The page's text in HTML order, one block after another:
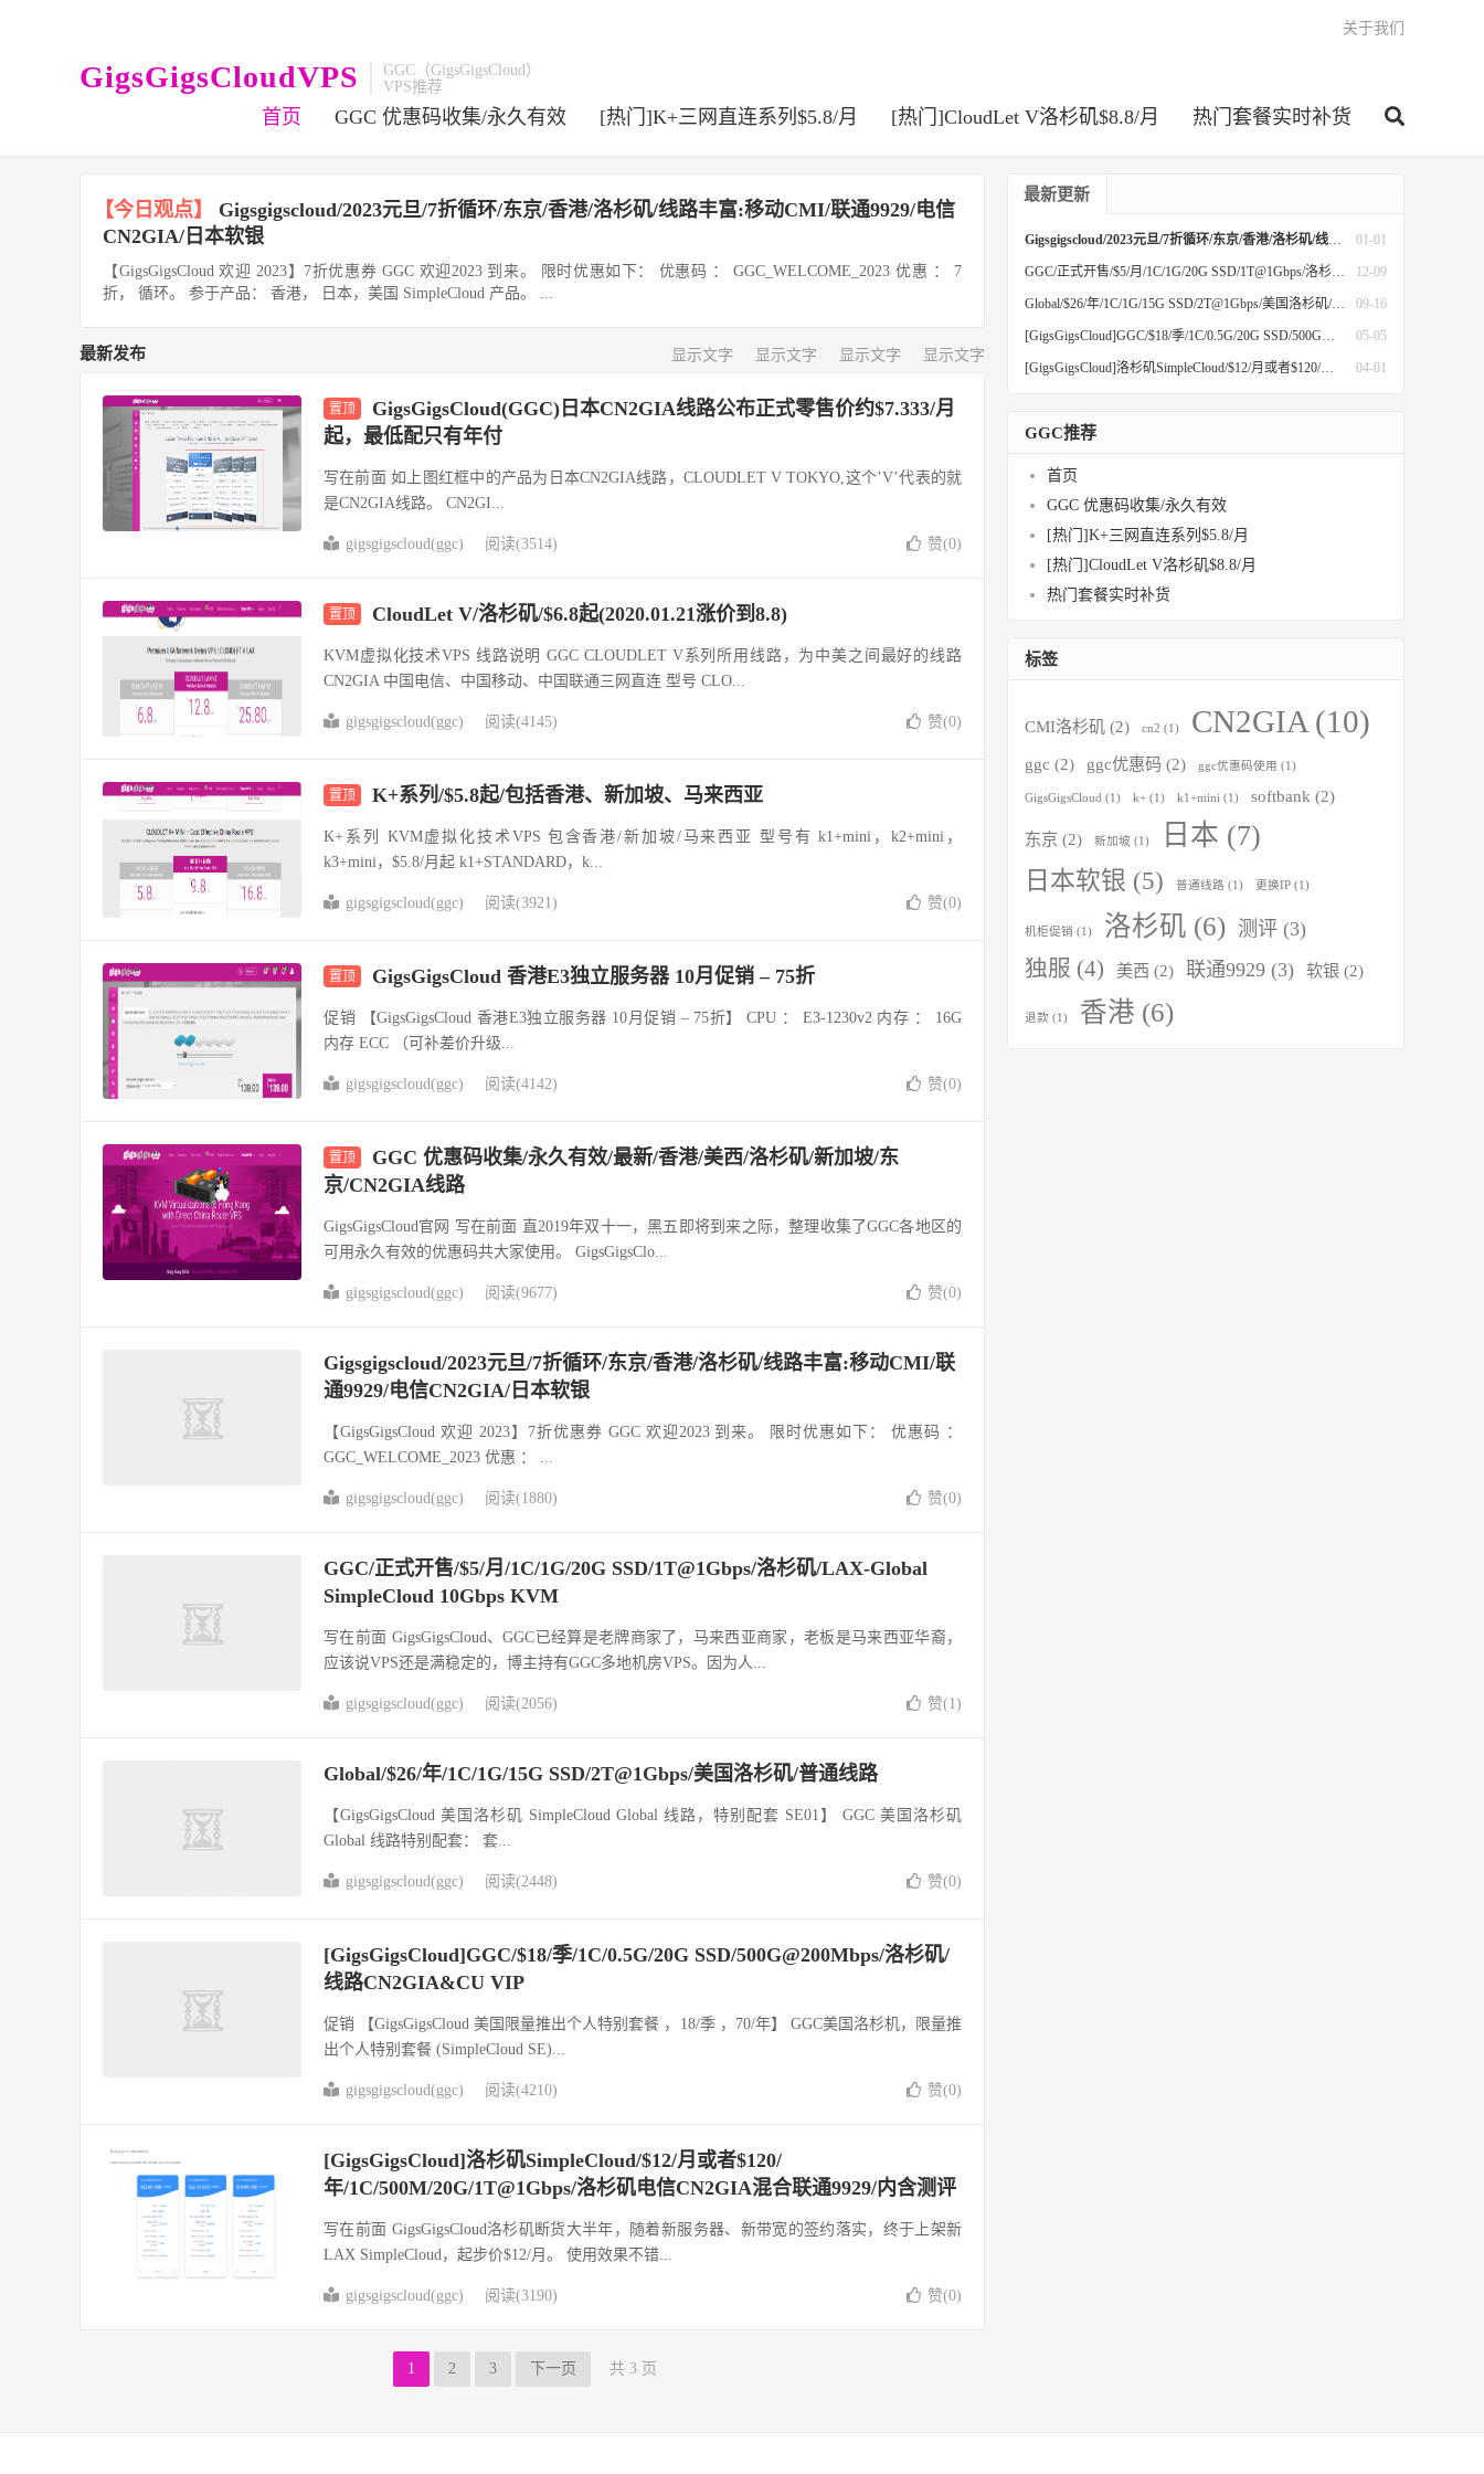
GigsGigsCloudVPS
GGC（GigsGigsCloud）
VPS推荐
首页 GGC 优惠码收集/永久有效 [热门]K+三网直连系列$5.8/月 [热门]CloudLet V洛杉矶$8.8/月 热门套餐实时补货
关于我们
【今日观点】
Gigsgigscloud/2023元旦/7折循环/东京/香港/洛杉矶/线路丰富:移动CMI/联通9929/电信
CN2GIA/日本软银
【GigsGigsCloud 欢迎 2023】7折优惠券 GGC 欢迎2023 到来。 限时优惠如下： 优惠码 ： GGC_WELCOME_2023 优惠 ： 7
折， 循环。 参于产品： 香港， 日本，美国 SimpleCloud 产品。 ...
最新发布 显示文字 显示文字 显示文字 显示文字
置顶
GigsGigsCloud(GGC)日本CN2GIA线路公布正式零售价约$7.333/月
起，最低配只有年付
写在前面 如上图红框中的产品为日本CN2GIA线路，CLOUDLET V TOKYO,这个’V’代表的就
是CN2GIA线路。 CN2GI...
gigsgigscloud(ggc) 阅读(3514) 赞(0)
置顶 CloudLet V/洛杉矶/$6.8起(2020.01.21涨价到8.8)
KVM虚拟化技术VPS 线路说明 GGC CLOUDLET V系列所用线路，为中美之间最好的线路
CN2GIA 中国电信、中国移动、中国联通三网直连 型号 CLO...
gigsgigscloud(ggc) 阅读(4145) 赞(0)
置顶 K+系列/$5.8起/包括香港、新加坡、马来西亚
K+系列 KVM虚拟化技术VPS 包含香港/新加坡/马来西亚 型号有 k1+mini，k2+mini，
k3+mini，$5.8/月起 k1+STANDARD，k...
gigsgigscloud(ggc) 阅读(3921) 赞(0)
置顶 GigsGigsCloud 香港E3独立服务器 10月促销 – 75折
促销 【GigsGigsCloud 香港E3独立服务器 10月促销 – 75折】 CPU ： E3-1230v2 内存 ： 16G
内存 ECC （可补差价升级...
gigsgigscloud(ggc) 阅读(4142) 赞(0)
置顶
GGC 优惠码收集/永久有效/最新/香港/美西/洛杉矶/新加坡/东
京/CN2GIA线路
GigsGigsCloud官网 写在前面 直2019年双十一，黑五即将到来之际，整理收集了GGC各地区的
可用永久有效的优惠码共大家使用。 GigsGigsClo...
gigsgigscloud(ggc) 阅读(9677) 赞(0)
Gigsgigscloud/2023元旦/7折循环/东京/香港/洛杉矶/线路丰富:移动CMI/联
通9929/电信CN2GIA/日本软银
【GigsGigsCloud 欢迎 2023】7折优惠券 GGC 欢迎2023 到来。 限时优惠如下： 优惠码 ：
GGC_WELCOME_2023 优惠 ： ...
gigsgigscloud(ggc) 阅读(1880) 赞(0)
GGC/正式开售/$5/月/1C/1G/20G SSD/1T@1Gbps/洛杉矶/LAX-Global
SimpleCloud 10Gbps KVM
写在前面 GigsGigsCloud、GGC已经算是老牌商家了，马来西亚商家，老板是马来西亚华裔，
应该说VPS还是满稳定的，博主持有GGC多地机房VPS。因为人...
gigsgigscloud(ggc) 阅读(2056) 赞(1)
Global/$26/年/1C/1G/15G SSD/2T@1Gbps/美国洛杉矶/普通线路
【GigsGigsCloud 美国洛杉矶 SimpleCloud Global 线路，特别配套 SE01】 GGC 美国洛杉矶
Global 线路特别配套： 套...
gigsgigscloud(ggc) 阅读(2448) 赞(0)
[GigsGigsCloud]GGC/$18/季/1C/0.5G/20G SSD/500G@200Mbps/洛杉矶/
线路CN2GIA&CU VIP
促销 【GigsGigsCloud 美国限量推出个人特别套餐 ，18/季 ，70/年】 GGC美国洛杉机，限量推
出个人特别套餐 (SimpleCloud SE)...
gigsgigscloud(ggc) 阅读(4210) 赞(0)
[GigsGigsCloud]洛杉矶SimpleCloud/$12/月或者$120/
年/1C/500M/20G/1T@1Gbps/洛杉矶电信CN2GIA混合联通9929/内含测评
写在前面 GigsGigsCloud洛杉矶断货大半年，随着新服务器、新带宽的签约落实，终于上架新
LAX SimpleCloud，起步价$12/月。 使用效果不错...
gigsgigscloud(ggc) 阅读(3190) 赞(0)
1 2 3 下一页 共 3 页
最新更新
01-01
Gigsgigscloud/2023元旦/7折循环/东京/香港/洛杉矶/线路丰富:移动CMI/联通9929/电信CN2GIA/日本软银
12-09
GGC/正式开售/$5/月/1C/1G/20G SSD/1T@1Gbps/洛杉矶/LAX-Global SimpleCloud 10Gbps KVM
09-16
Global/$26/年/1C/1G/15G SSD/2T@1Gbps/美国洛杉矶/普通线路
05-05
[GigsGigsCloud]GGC/$18/季/1C/0.5G/20G SSD/500G@200Mbps/洛杉矶/线路CN2GIA&CU VIP
04-01
[GigsGigsCloud]洛杉矶SimpleCloud/$12/月或者$120/年/1C/500M/20G/1T@1Gbps/洛杉矶电信CN2GIA混合联通9929/内含测评
GGC推荐
首页
GGC 优惠码收集/永久有效
[热门]K+三网直连系列$5.8/月
[热门]CloudLet V洛杉矶$8.8/月
热门套餐实时补货
标签
CMI洛杉矶 (2) cn2 (1) CN2GIA (10)
ggc (2) ggc优惠码 (2) ggc优惠码使用 (1)
GigsGigsCloud (1) k+ (1) k1+mini (1) softbank (2)
东京 (2) 新加坡 (1) 日本 (7)
日本软银 (5) 普通线路 (1) 更换IP (1)
机柜促销 (1) 洛杉矶 (6) 测评 (3)
独服 (4) 美西 (2) 联通9929 (3) 软银 (2)
退款 (1) 香港 (6)